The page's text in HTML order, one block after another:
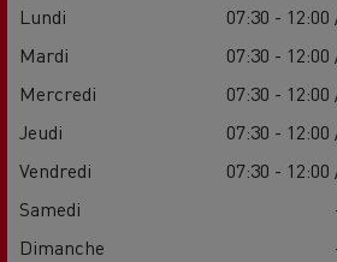
Lundi
07:30 -
Mardi
07:30 -
Mercredi
07:30 -
Jeudi
07:30 -
Vendredi
07:30 -
Samedi
Dimanche